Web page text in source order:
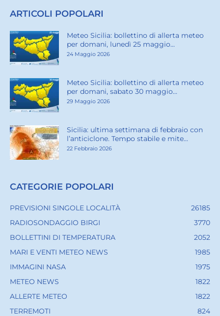
ARTICOLI POPOLARI
Meteo Sicilia: bollettino di allerta meteo
per domani, lunedì 25 maggio...
24 Maggio 2026
Meteo Sicilia: bollettino di allerta meteo
per domani, sabato 30 maggio...
29 Maggio 2026
Sicilia: ultima settimana di febbraio con
l’anticiclone. Tempo stabile e mite...
22 Febbraio 2026
CATEGORIE POPOLARI
PREVISIONI SINGOLE LOCALITÀ
26185
RADIOSONDAGGIO BIRGI
3770
BOLLETTINI DI TEMPERATURA
2052
MARI E VENTI METEO NEWS
1985
IMMAGINI NASA
1975
METEO NEWS
1822
ALLERTE METEO
1822
TERREMOTI
824